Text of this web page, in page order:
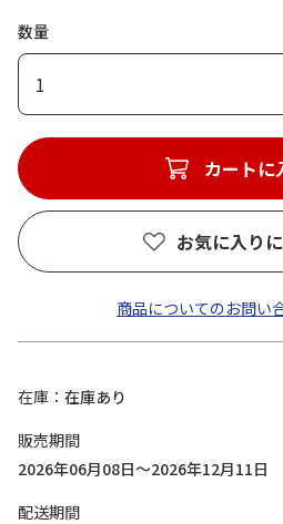
数量
1
カートに
お気に入り
商品についてのお問い
在庫
在庫あり
販売期間
2026年06月08日～2026年12月11日
配送期間